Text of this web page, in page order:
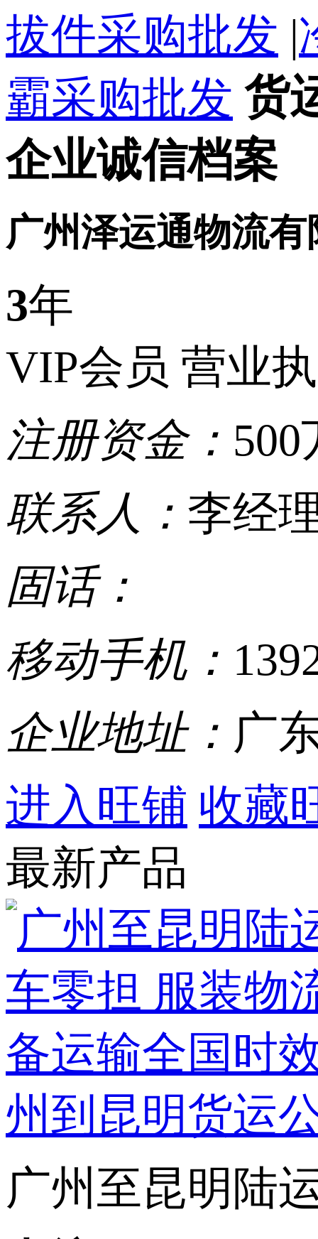
拔件采购批发 |
霸采购批发 货
企业诚信档案
广州泽运通物流
3年
VIP会员 营业
注册资金： 500
联系人： 李经
固话：
移动手机：
企业地址： 广
进入旺铺 收藏
最新产品
广州至昆明陆